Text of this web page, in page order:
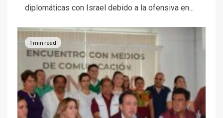
diplomáticas con Israel debido a la ofensiva en...
1 min read